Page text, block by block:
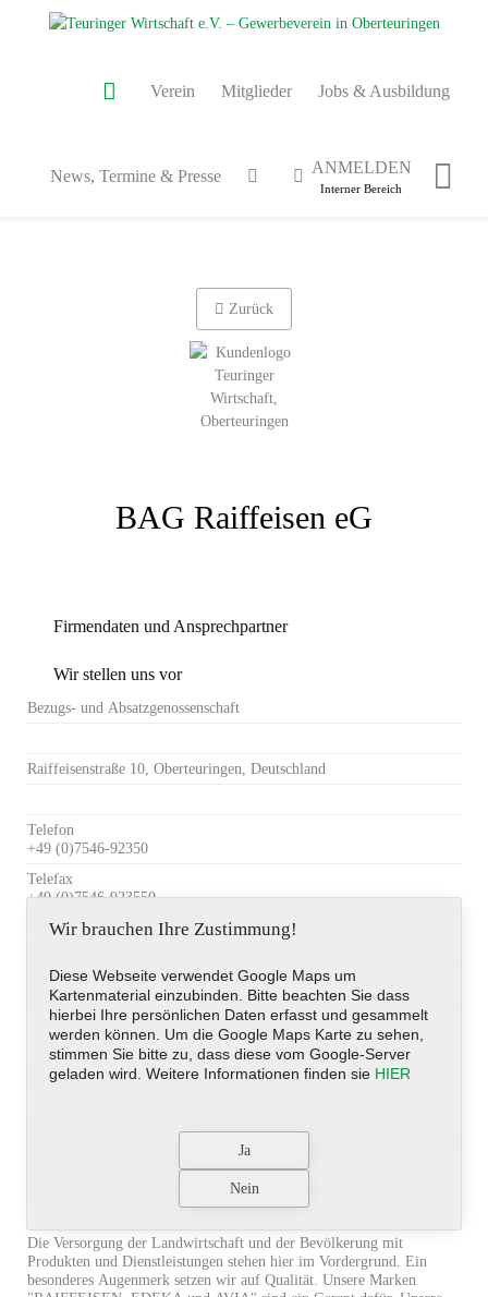
Verein Mitglieder Jobs & Ausbildung
News, Termine & Presse ANMELDEN
Interner Bereich
Zurück
BAG Raiffeisen eG
Firmendaten und Ansprechpartner
Wir stellen uns vor
Bezugs- und Absatzgenossenschaft
Raiffeisenstraße 10, Oberteuringen, Deutschland
Telefon
+49 (0)7546-92350
Telefax
+49 (0)7546-923550
E-Mail-Adresse
Homepage
https://www.bag-oberteuringen.de
1921 gegründet. Als Dienstleister vor Ort nimmt die BAG eine ganze
Reihe von Versorgungs- und Dienstleistungsaufgaben der heutigen
Gesellschaft wahr. Die BAG - Raiffeisen eG wird von unseren
Mitgliedern getragen und ist ein wesentlicher Teil der Region.
Die Versorgung der Landwirtschaft und der Bevölkerung mit
Produkten und Dienstleistungen stehen hier im Vordergrund. Ein
besonderes Augenmerk setzen wir auf Qualität. Unsere Marken
Wir brauchen Ihre Zustimmung!
Diese Webseite verwendet Google Maps um
Kartenmaterial einzubinden. Bitte beachten Sie dass
hierbei Ihre persönlichen Daten erfasst und gesammelt
werden können. Um die Google Maps Karte zu sehen,
stimmen Sie bitte zu, dass diese vom Google-Server
geladen wird. Weitere Informationen finden sie HIER